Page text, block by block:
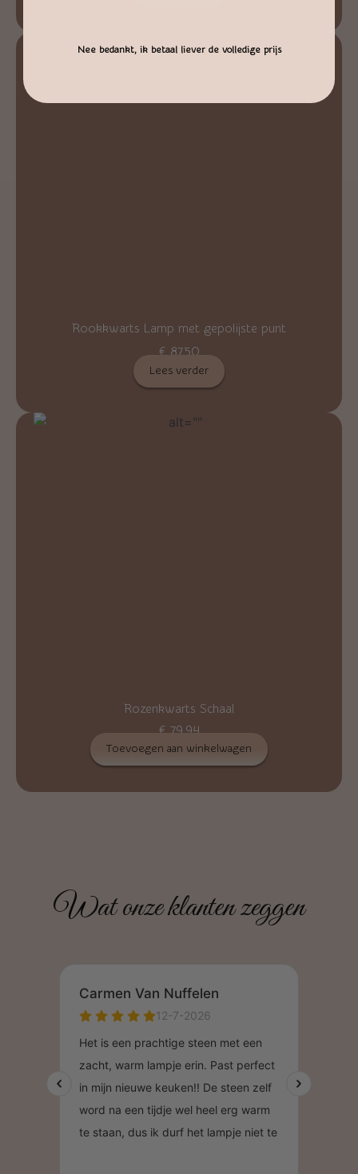
Rookkwarts Lamp met gepolijste punt
€87,50
Lees verder
Rozenkwarts Schaal
€79,94
Toevoegen aan winkelwagen
Wat onze klanten zeggen
Nee bedankt, ik betaal liever de volledige prijs